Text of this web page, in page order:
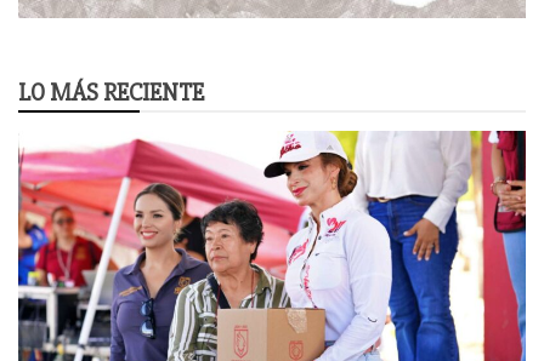
LO MÁS RECIENTE